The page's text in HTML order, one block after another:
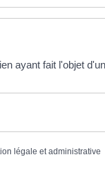
ayant fait l'objet
légale et administrative